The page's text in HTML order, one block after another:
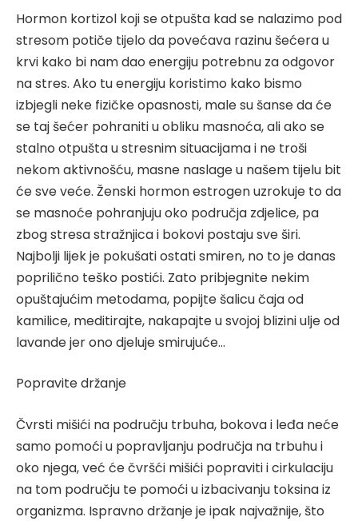
Hormon kortizol koji se otpušta kad se nalazimo pod
stresom potiče tijelo da povećava razinu šećera u
krvi kako bi nam dao energiju potrebnu za odgovor
na stres. Ako tu energiju koristimo kako bismo
izbjegli neke fizičke opasnosti, male su šanse da će
se taj šećer pohraniti u obliku masnoća, ali ako se
stalno otpušta u stresnim situacijama i ne troši
nekom aktivnošću, masne naslage u našem tijelu bit
će sve veće. Ženski hormon estrogen uzrokuje to da
se masnoće pohranjuju oko područja zdjelice, pa
zbog stresa stražnjica i bokovi postaju sve širi.
Najbolji lijek je pokušati ostati smiren, no to je danas
poprilično teško postići. Zato pribjegnite nekim
opuštajućim metodama, popijte šalicu čaja od
kamilice, meditirajte, nakapajte u svojoj blizini ulje od
lavande jer ono djeluje smirujuće…
Popravite držanje
Čvrsti mišići na području trbuha, bokova i leđa neće
samo pomoći u popravljanju područja na trbuhu i
oko njega, već će čvršći mišići popraviti i cirkulaciju
na tom području te pomoći u izbacivanju toksina iz
organizma. Ispravno držanje je ipak najvažnije, što